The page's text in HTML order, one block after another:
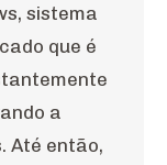
sistema
que é
a
Até então,